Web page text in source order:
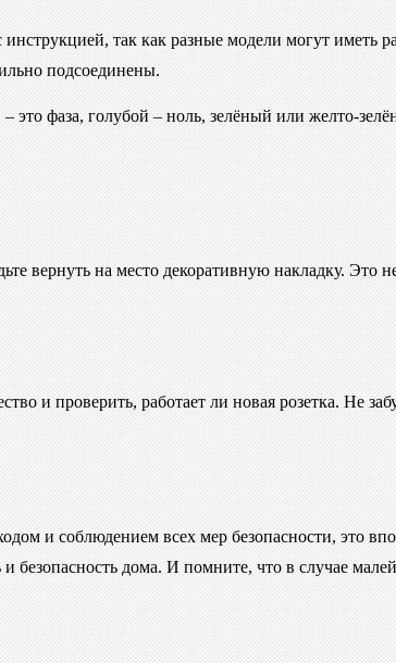
так как разные модели могут
подсоединены.
фаза, голубой – ноль, зелёный или желто-
вернуть на место декоративную накладку. Это
и проверить, работает ли новая розетка. Не
и соблюдением всех мер безопасности, это
безопасность дома. И помните, что в случае